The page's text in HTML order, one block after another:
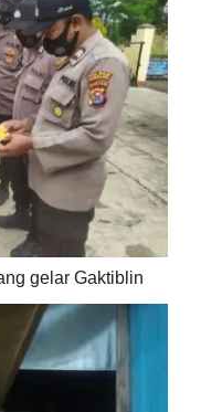
gelar Gaktiblin